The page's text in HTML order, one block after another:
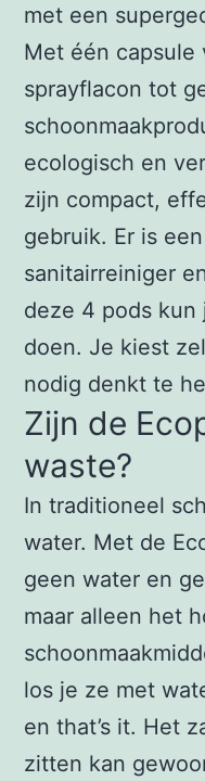
met een
Met één capsule
sprayflacon tot
ecologisch en
zijn compact,
gebruik. Er is
sanitairreiniger
deze 4 pods kun
doen. Je kiest
nodig denkt te
Zijn de
waste?
In traditioneel
water. Met de
geen water en
maar alleen het
los je ze met
en that’s it. Het
zitten kan